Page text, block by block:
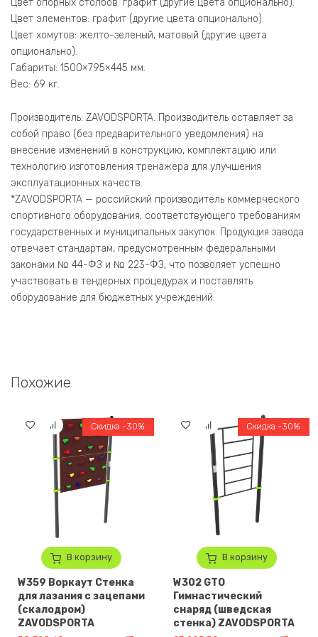
Цвет опорных столбов: графит (другие цвета опционально).
Цвет элементов: графит (другие цвета опционально).
Цвет хомутов: желто-зеленый, матовый (другие цвета
опционально).
Габариты: 1500×795×445 мм.
Вес: 69 кг.
Производитель: ZAVODSPORTA. Производитель оставляет за
собой право (без предварительного уведомления) на
внесение изменений в конструкцию, комплектацию или
технологию изготовления тренажера для улучшения
эксплуатационных качеств.
​*ZAVODSPORTA — российский производитель коммерческого
спортивного оборудования, соответствующего требованиям
государственных и муниципальных закупок. Продукция завода
отвечает стандартам, предусмотренным федеральными
законами № 44-ФЗ и № 223-ФЗ, что позволяет успешно
участвовать в тендерных процедурах и поставлять
оборудование для бюджетных учреждений.
Похожие
В корзину
Скидка -30%
W359 Воркаут Стенка
для лазания с зацепами
(скалодром)
ZAVODSPORTA
В корзину
Скидка -30%
W302 GTO
Гимнастический
снаряд (шведская
стенка) ZAVODSPORTA